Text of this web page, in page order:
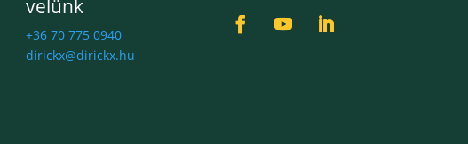
velünk
+36 70 775 0940
dirickx@dirickx.hu